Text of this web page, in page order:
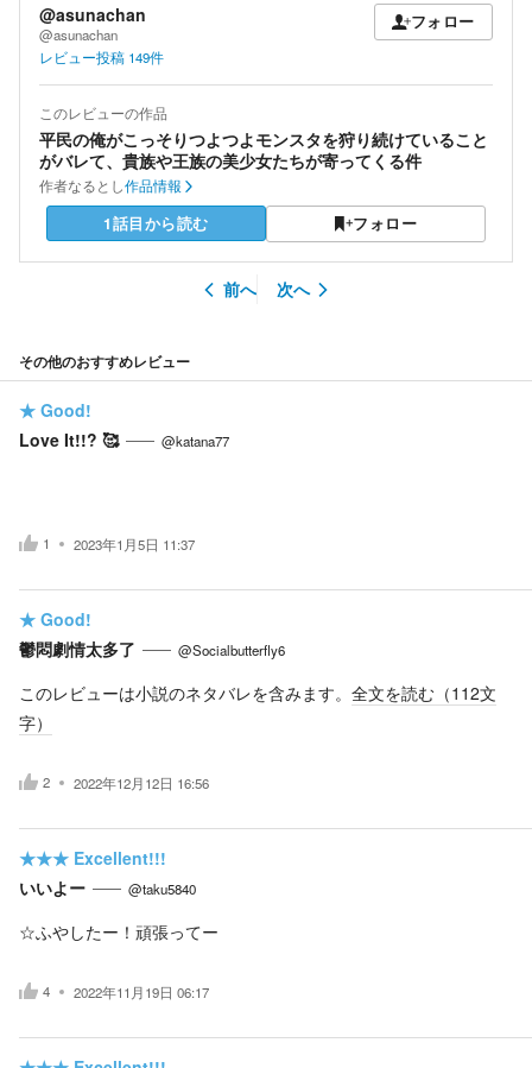
@asunachan
@asunachan
フォロー
レビュー投稿 149件
このレビューの作品
平民の俺がこっそりつよつよモンスタを狩り続けていること
がバレて、貴族や王族の美少女たちが寄ってくる件
作者なるとし作品情報
1話目から読む フォロー
前へ 次へ
その他のおすすめレビュー
★ Good!
Love It!!? 🥰
@katana77
1 2023年1月5日 11:37
★ Good!
鬱悶劇情太多了
@Socialbutterfly6
このレビューは小説のネタバレを含みます。 全文を読む（112文
字）
2 2022年12月12日 16:56
★★★ Excellent!!!
いいよー
@taku5840
☆ふやしたー！頑張ってー
4 2022年11月19日 06:17